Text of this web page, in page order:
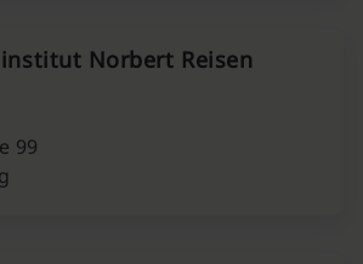
Norbert Reisen
99